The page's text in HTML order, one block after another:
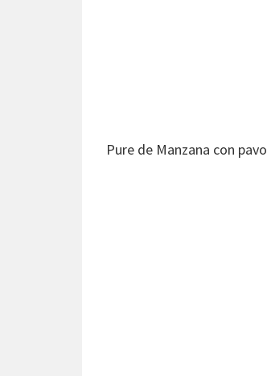
Pure de Manzana con pavo